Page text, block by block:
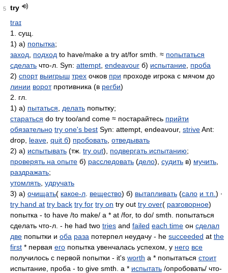
5
try
traɪ
1. сущ.
1) а) попытка;
заход
подход to have/make a try at/for smth. ≈ попытаться
сделать что-л. Syn: attempt endeavour б) испытание проба
2) спорт выигрыш трех очков при проходе игрока с мячом до
линии воротпротивника (в регби)
2. гл.
1) а) пытаться делать попытку;
стараться do try too/and come ≈ постарайтесь прийти
обязательно try one's best Syn: attempt, endeavour, striveAnt:
drop, leave quit б) пробовать отведывать
2) а) испытывать (тж. try out), подвергать испытанию;
проверять на опыте б) расследовать (дело), судить в) мучить
раздражать;
утомлять удручать
3) а) очищать( какое-л вещество) б) вытапливать (сало и т.п. ) ∙
try hand at try back try for try on try out try over( разговорное)
попытка - to have /to make/ a * at /for, to do/ smth. попытаться
сделать что-л. - he had two tries and failed each time он сделал
две попытки и оба раза потерпел неудачу - he succeeded at the
first * первая его попытка увенчалась успехом, у него все
получилось с первой попытки - it's worth a * попытаться стоит
испытание, проба - to give smth. a * испытать /опробовать/ что-